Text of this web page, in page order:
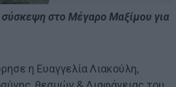
σύσκεψη στο Μέγαρο Μαξίμου για
η Ευαγγελία Λιακούλη,